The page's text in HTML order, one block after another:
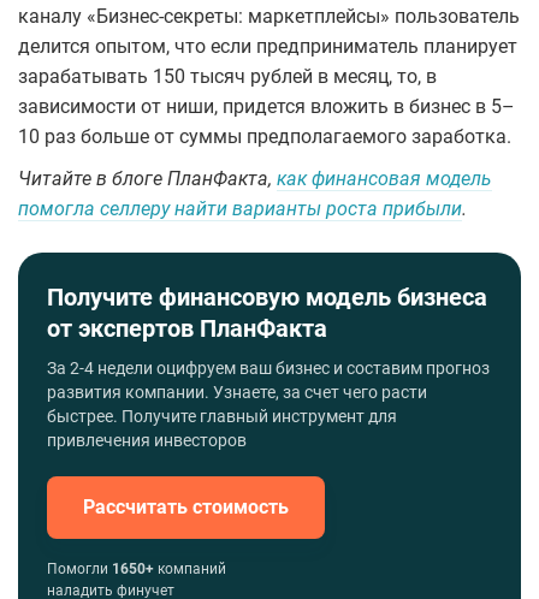
каналу «Бизнес-секреты: маркетплейсы» пользователь
делится опытом, что если предприниматель планирует
зарабатывать 150 тысяч рублей в месяц, то, в
зависимости от ниши, придется вложить в бизнес в 5–
10 раз больше от суммы предполагаемого заработка.
Читайте в блоге ПланФакта, как финансовая модель
помогла селлеру найти варианты роста прибыли.
Получите финансовую модель бизнеса
от экспертов ПланФакта
За 2-4 недели оцифруем ваш бизнес и составим прогноз
развития компании. Узнаете, за счет чего расти
быстрее. Получите главный инструмент для
привлечения инвесторов
Рассчитать стоимость
Помогли 1650+ компаний
наладить финучет